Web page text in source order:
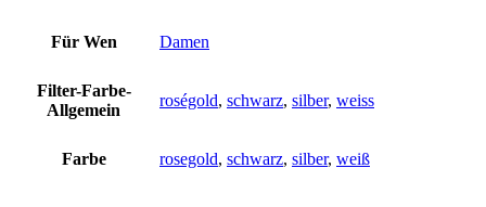
Für Wen Damen
Filter-Farbe-
Allgemein
roségold, schwarz, silber, weiss
Farbe rosegold, schwarz, silber, weiß